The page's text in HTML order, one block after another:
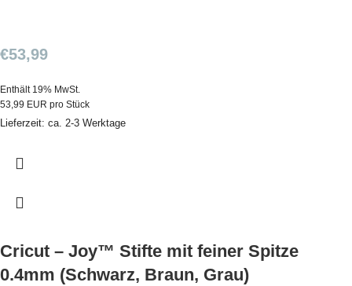
€53,99
Enthält 19% MwSt.
53,99 EUR pro Stück
Lieferzeit: ca. 2-3 Werktage
Cricut – Joy™ Stifte mit feiner Spitze
0.4mm (Schwarz, Braun, Grau)